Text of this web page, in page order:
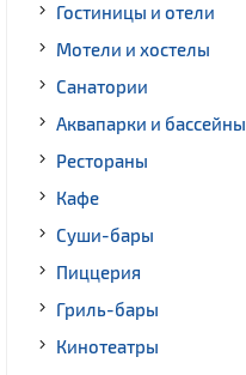
Гостиницы и отели
Мотели и хостелы
Санатории
Аквапарки и бассейны
Рестораны
Кафе
Суши-бары
Пиццерия
Гриль-бары
Кинотеатры